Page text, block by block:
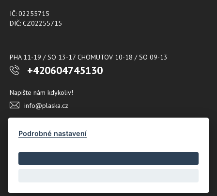
IČ: 02255715
DIČ: CZ02255715
PHA 11-19 / SO 13-17 CHOMUTOV 10-18 / SO 09-13
+420604745130
Napište nám kdykoliv!
info@plaska.cz
Podrobné nastavení